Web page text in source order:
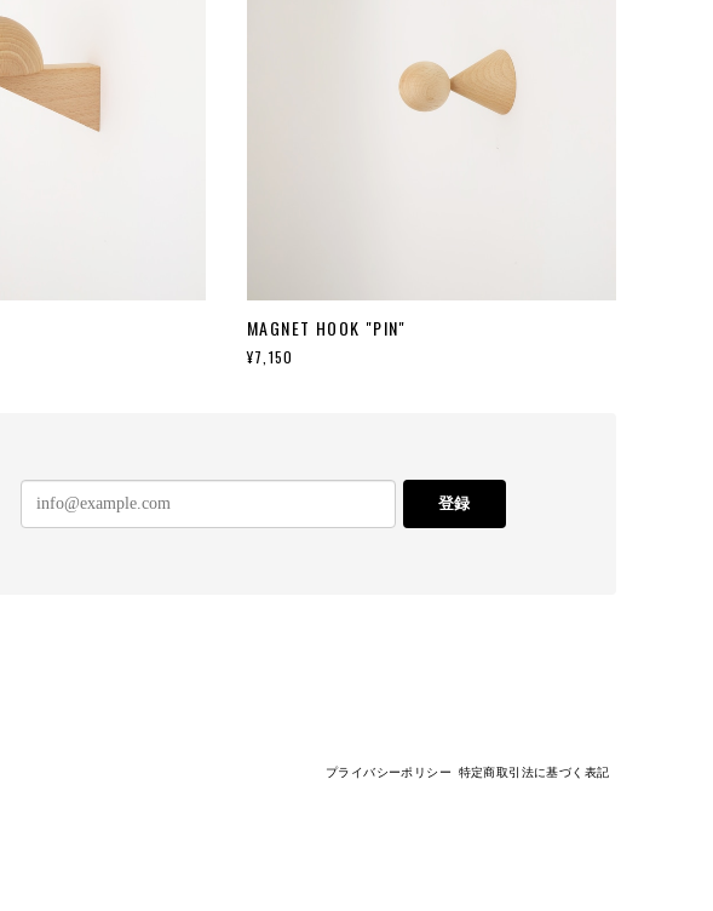
MAGNET HOOK "PIN"
¥7,150
登録
プライバシーポリシー 特定商取引法に基づく表記